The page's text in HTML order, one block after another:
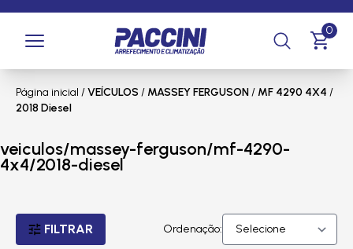
0
Página inicial /VEÍCULOS / MASSEY FERGUSON/ MF 4290 4X4 /
2018 Diesel
veiculos/massey-ferguson/mf-4290-
4x4/2018-diesel
FILTRAR Ordenação: